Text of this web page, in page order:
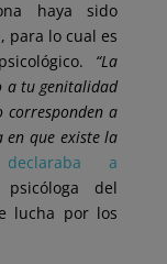
haya sido
, para lo cual es
“La
a tu genitalidad
corresponden a
en que existe la
declaraba a
del
lucha por los